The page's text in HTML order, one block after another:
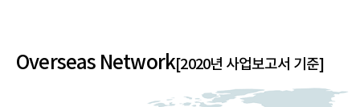
Overseas Network[2020년 사업보고서 기준]